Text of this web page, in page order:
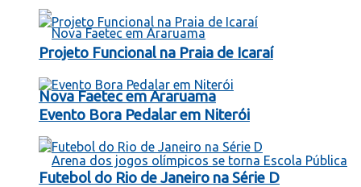
Nova Faetec em Araruama
Projeto Funcional na Praia de Icaraí
Evento Bora Pedalar em Niterói
Futebol do Rio de Janeiro na Série D